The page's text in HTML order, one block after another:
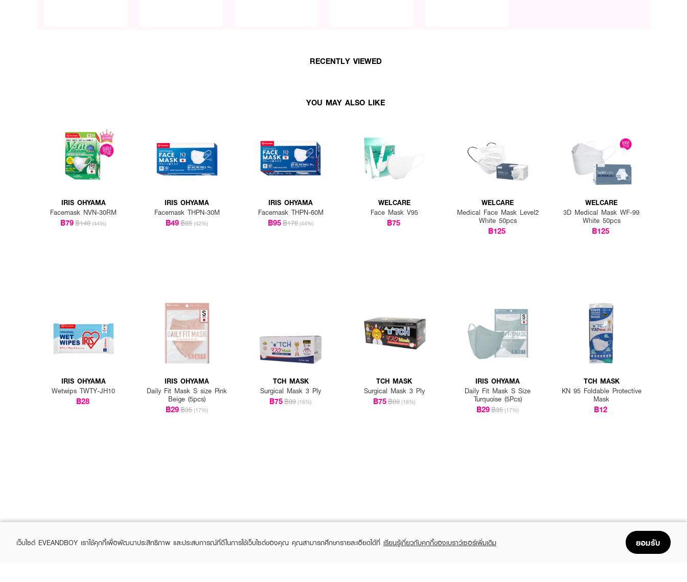
สวมใส่บริเวณใบหน้า
RECENTLY VIEWED
YOU MAY ALSO LIKE
IRIS OHYAMA
Facemask NVN-30RM
฿79฿140 (44%)
IRIS OHYAMA
Facemask THPN-30M
฿49฿85 (42%)
IRIS OHYAMA
Facemask THPN-60M
฿95฿170 (44%)
WELCARE
Face Mask V95
฿75
WELCARE
Medical Face Mask Level2
White 50pcs
฿125
WELCARE
3D Medical Mask WF-99
White 50pcs
฿125
IRIS OHYAMA
Wetwips TWTY-JH10
฿28
IRIS OHYAMA
Daily Fit Mask S size Pink
Beige (5pcs)
฿29฿35 (17%)
TCH MASK
Surgical Mask 3 Ply
฿75฿89 (16%)
TCH MASK
Surgical Mask 3 Ply
฿75฿89 (16%)
IRIS OHYAMA
Daily Fit Mask S Size
Turquoise (5Pcs)
฿29฿35 (17%)
TCH MASK
KN 95 Foldable Protective
Mask
฿12
เว็บไซต์ EVEANDBOY เราใช้คุกกี้เพื่อพัฒนาประสิทธิภาพ และประสบการณ์ที่ดีในการใช้เว็บไซต์ของคุณ คุณสามารถศึกษารายละเอียดได้ที่ เรียนรู้เกี่ยวกับคุกกี้ของเบราว์เซอร์เพิ่มเติม ยอมรับ